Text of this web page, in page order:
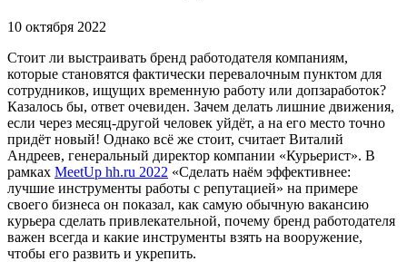
10 октября 2022
Стоит ли выстраивать бренд работодателя компаниям,
которые становятся фактически перевалочным пунктом для
сотрудников, ищущих временную работу или допзаработок?
Казалось бы, ответ очевиден. Зачем делать лишние движения,
если через месяц-другой человек уйдёт, а на его место точно
придёт новый! Однако всё же стоит, считает Виталий
Андреев, генеральный директор компании «Курьерист». В
рамках MeetUp hh.ru 2022 «Сделать наём эффективнее:
лучшие инструменты работы с репутацией» на примере
своего бизнеса он показал, как самую обычную вакансию
курьера сделать привлекательной, почему бренд работодателя
важен всегда и какие инструменты взять на вооружение,
чтобы его развить и укрепить.